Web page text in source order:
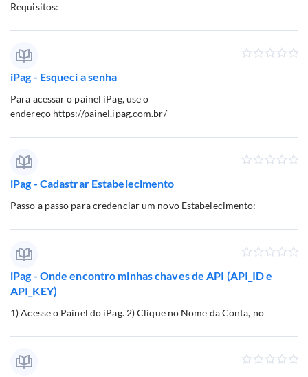
Requisitos:
iPag - Esqueci a senha
Para acessar o painel iPag, use o
endereço https://painel.ipag.com.br/
iPag - Cadastrar Estabelecimento
Passo a passo para credenciar um novo Estabelecimento:
iPag - Onde encontro minhas chaves de API (API_ID e
API_KEY)
1) Acesse o Painel do iPag. 2) Clique no Nome da Conta, no